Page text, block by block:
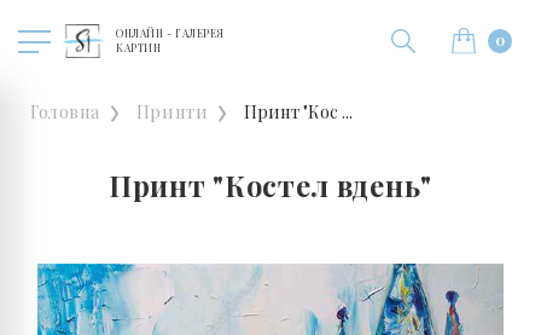
ОНЛАЙН - ГАЛЕРЕЯ
КАРТИН
0
Головна Принти Принт "Кос ...
Принт "Костел вдень"